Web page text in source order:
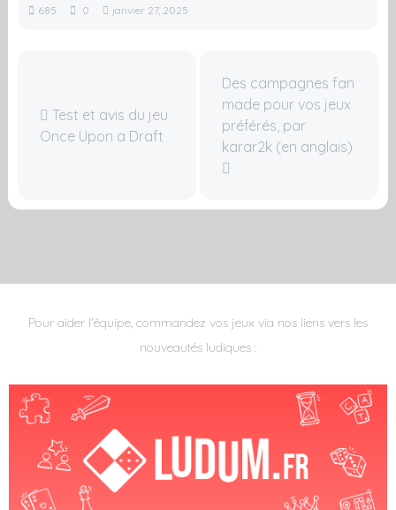
685 0 janvier 27, 2025
Test et avis du jeu
Once Upon a Draft
Des campagnes fan
made pour vos jeux
préférés, par
karar2k (en anglais)
Pour aider l'équipe, commandez vos jeux via nos liens vers les
nouveautés ludiques :